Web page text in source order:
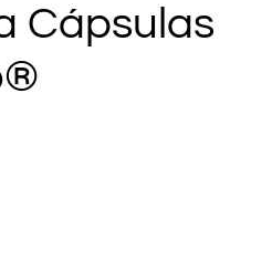
Cápsulas